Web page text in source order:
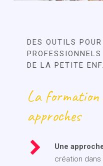
DES OUTILS
PROFESSIONNELS
DE LA PETITE
La
approches
Une
création